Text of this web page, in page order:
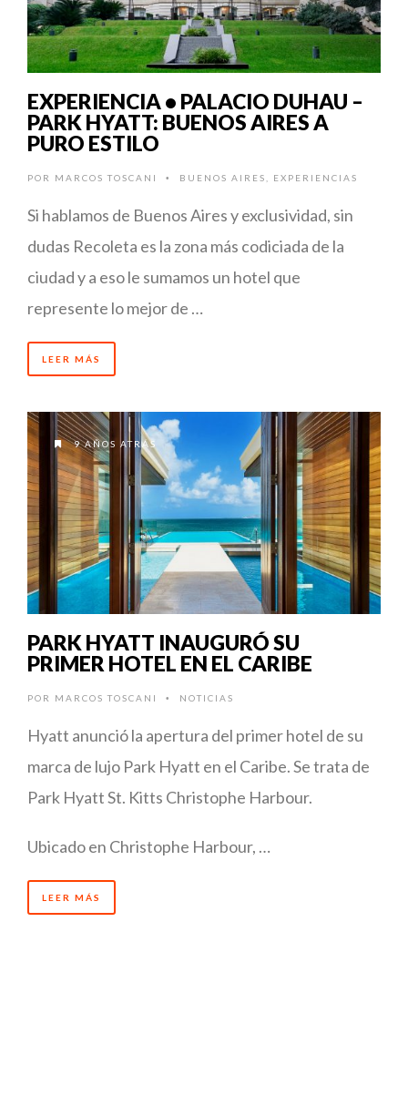
EXPERIENCIA • PALACIO DUHAU –
PARK HYATT: BUENOS AIRES A
PURO ESTILO
POR MARCOS TOSCANI • BUENOS AIRES EXPERIENCIAS
Si hablamos de Buenos Aires y exclusividad, sin
dudas Recoleta es la zona más codiciada de la
ciudad y a eso le sumamos un hotel que
represente lo mejor de …
LEER MÁS
9 AÑOS ATRÁS
PARK HYATT INAUGURÓ SU
PRIMER HOTEL EN EL CARIBE
POR MARCOS TOSCANI • NOTICIAS
Hyatt anunció la apertura del primer hotel de su
marca de lujo Park Hyatt en el Caribe. Se trata de
Park Hyatt St. Kitts Christophe Harbour.
Ubicado en Christophe Harbour, …
LEER MÁS